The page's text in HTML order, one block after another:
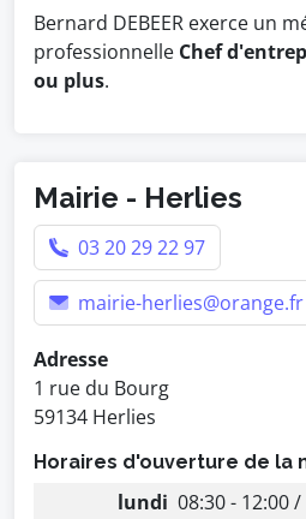
Bernard DEBEER exerce un
professionnelle Chef
ou plus.
Mairie - Herlies
03 20 29 22 97
mairie-herlies@orange.fr
Adresse
1 rue du Bourg
59134 Herlies
Horaires d'ouverture de la
lundi 08:30 - 12:00